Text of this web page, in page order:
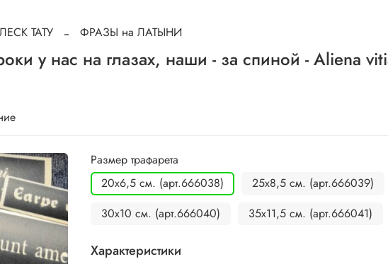
ТАТУ ФРАЗЫ на ЛАТЫНИ
у нас на глазах, наши - за спиной - Aliena
Размер трафарета
20х6,5 см. (арт.666038)
25х8,5 см. (арт.666039)
30х10 см. (арт.666040)
35х11,5 см. (арт.666041)
Характеристики